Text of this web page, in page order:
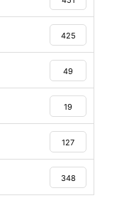
425
49
19
127
348